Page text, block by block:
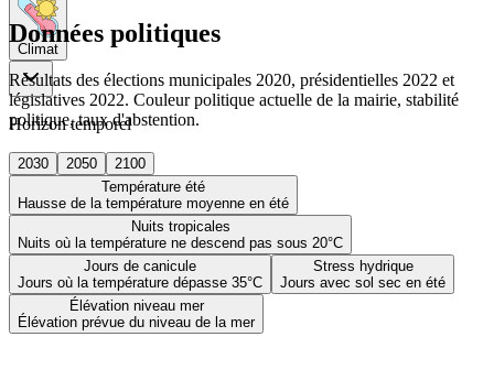
Climat
Horizon temporel
2030 2050
2100
Température été
Hausse de la température moyenne en été
Nuits tropicales
Nuits où la température ne descend pas sous 20°C
Jours de canicule
Jours où la température dépasse 35°C
Stress hydrique
Jours avec sol sec en été
Élévation niveau mer
Élévation prévue du niveau de la mer
Données politiques
Résultats des élections municipales 2020, présidentielles 2022 et
législatives 2022. Couleur politique actuelle de la mairie, stabilité
politique, taux d'abstention.